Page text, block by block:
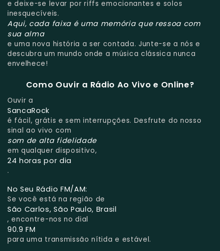
e deixe-se levar por riffs emocionantes e solos
inesquecíveis.
Aqui, cada faixa é uma memória que ressoa com
sua alma
e uma nova história a ser contada. Junte-se a nós e
descubra um mundo onde a música clássica nunca
envelhece!
Como Ouvir a Rádio Ao Vivo e Online?
Ouvir a
SancaRock
é fácil, grátis e sem interrupções. Desfrute do nosso
sinal ao vivo com
som de alta fidelidade
em qualquer dispositivo,
24 horas por dia
.
No Seu Rádio FM/AM:
Se você está na região de
São Carlos, São Paulo, Brasil
, encontre-nos no dial
90.9 FM
para uma transmissão nítida e estável.